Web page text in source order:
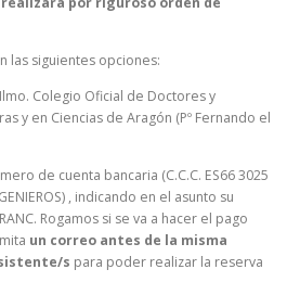
las siguientes opciones:
Colegio Oficial de Doctores y
y en Ciencias de Aragón (Pº Fernando el
de cuenta bancaria (C.C.C. ES66 3025
, indicando en el asunto su
Rogamos si se va a hacer el pago
un correo antes de la misma
s para poder realizar la reserva